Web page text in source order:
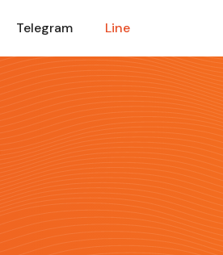
Telegram Line